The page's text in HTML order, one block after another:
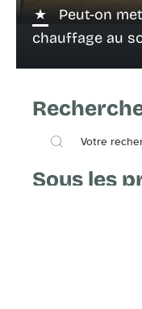
Peut-on
chauffage au
Sous les